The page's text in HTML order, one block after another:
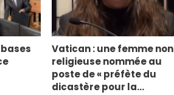
Vatican : une femme non
religieuse nommée au
poste de « préfète du
dicastère pour la…